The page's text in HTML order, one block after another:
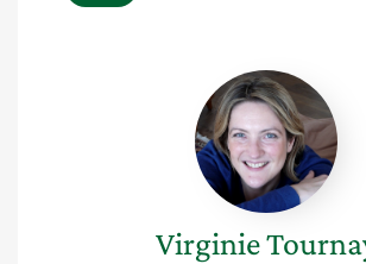
Virginie
Tournay
Virginie